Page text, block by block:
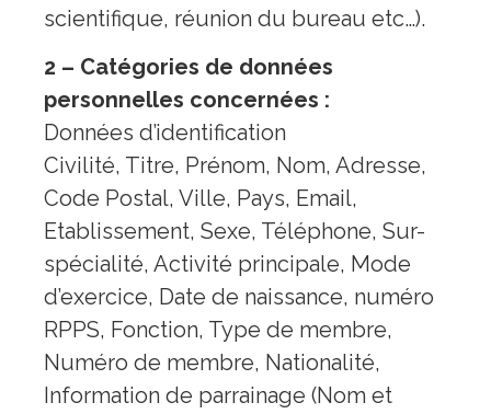
scientifique, réunion du bureau etc…).
2 – Catégories de données
personnelles concernées :
Données d’identification
Civilité, Titre, Prénom, Nom, Adresse,
Code Postal, Ville, Pays, Email,
Etablissement, Sexe, Téléphone, Sur-
spécialité, Activité principale, Mode
d’exercice, Date de naissance, numéro
RPPS, Fonction, Type de membre,
Numéro de membre, Nationalité,
Information de parrainage (Nom et